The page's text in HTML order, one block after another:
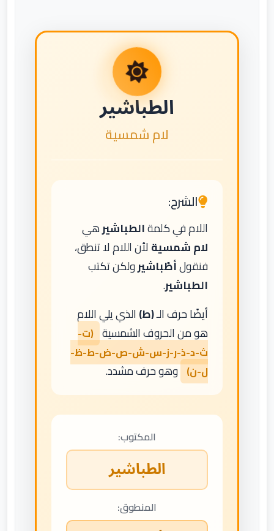
الطباشير
لام شمسية
الشرح:
اللام في كلمةالطباشيرهي
لام شمسيةلأن اللام لا تنطق،
فنقولأطّباشيرولكن تكتب
الطباشير.
أيضًا حرف الـ(ط)الذي يلي اللام
هو من الحروف الشمسية (ت-
ث-د-ذ-ر-ز-س-ش-ص-ض-ط-ظ-
ل-ن) وهو حرف مشدد.
المكتوب:
الطباشير
المنطوق: